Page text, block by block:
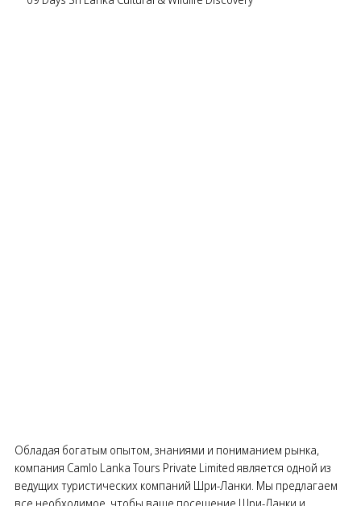
Обладая богатым опытом, знаниями и пониманием рынка,
компания Camlo Lanka Tours Private Limited является одной из
ведущих туристических компаний Шри-Ланки. Мы предлагаем
все необходимое, чтобы ваше посещение Шри-Ланки и